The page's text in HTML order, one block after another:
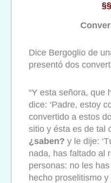
Dice Bergoglio de
presentó dos
“Y esta señora, que
dice: ‘Padre, estoy
convertido a estos
sitio y ésta es de tal
¿saben? y le dije:
nada, has faltado al
personas: no les
hecho proselitismo